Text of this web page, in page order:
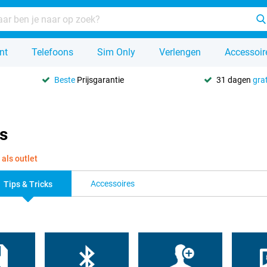
Telefoons Sim Only Verlengen
Beste Prijsgarantie 31 dagen
als outlet
Tips & Tricks Accessoires